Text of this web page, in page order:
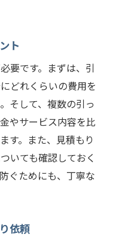
認しよう
の情報
スポット
参加しよう
事前に調査
段を理解
の確認
ト
要です。まずは、引
どれくらいの費用を
そして、複数の引っ
やサービス内容を比
す。また、見積もり
いても確認しておく
ぐためにも、丁寧な
依頼